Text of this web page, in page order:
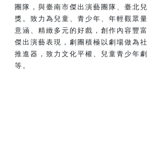
團隊，與臺南市傑出演藝團隊、臺北
獎。致力為兒童、青少年、年輕觀眾
意涵、精緻多元的好戲，創作內容豐
傑出演藝表現，劇團積極以劇場做為
推進器，致力文化平權、兒童青少年
等。